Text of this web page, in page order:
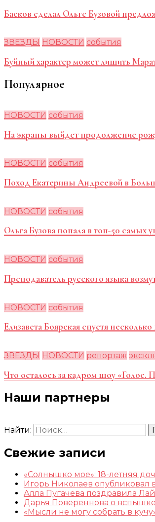
Басков сделал Ольге Бузовой
ЗВЕЗДЫ НОВОСТИ события
Буйный характер может лишить
Популярное
НОВОСТИ события
На экраны выйдет продолжение
НОВОСТИ события
Поход Екатерины Андреевой в
НОВОСТИ события
Ольга Бузова попала в топ-50
НОВОСТИ события
Преподаватель русского языка
НОВОСТИ события
Елизавета Боярская спустя
ЗВЕЗДЫ НОВОСТИ репортаж
Что осталось за кадром шоу «Голос.
Наши партнеры
Найти:
Свежие записи
«Солнышко мое»: 18-летняя
Игорь Николаев опубликовал
Алла Пугачева поздравила
Дарья Повереннова о
«Мысли не могу собрать в